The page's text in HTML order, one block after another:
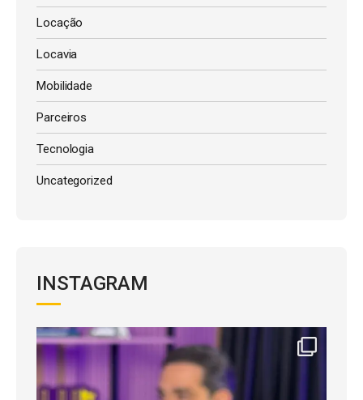
Locação
Locavia
Mobilidade
Parceiros
Tecnologia
Uncategorized
INSTAGRAM